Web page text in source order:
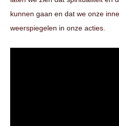
kunnen gaan en dat we onze
weerspiegelen in onze acties.